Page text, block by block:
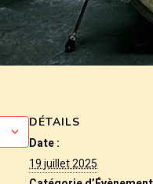
DÉTAILS
Date :
19 juillet 2025